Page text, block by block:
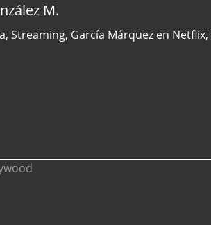
M.
, Streaming, García Márquez en Netflix,